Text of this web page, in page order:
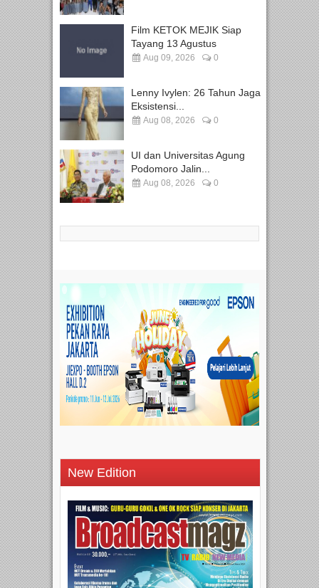
Film KETOK MEJIK Siap
Tayang 13 Agustus
Aug 09, 2026 0
Lenny Ivylen: 26 Tahun Jaga
Eksistensi...
Aug 08, 2026 0
UI dan Universitas Agung
Podomoro Jalin...
Aug 08, 2026 0
New Edition